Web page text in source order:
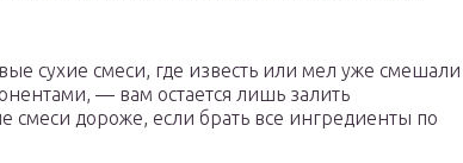
сухие смеси, где известь или мел уже смешали
— вам остается лишь залить
смеси дороже, если брать все ингредиенты по